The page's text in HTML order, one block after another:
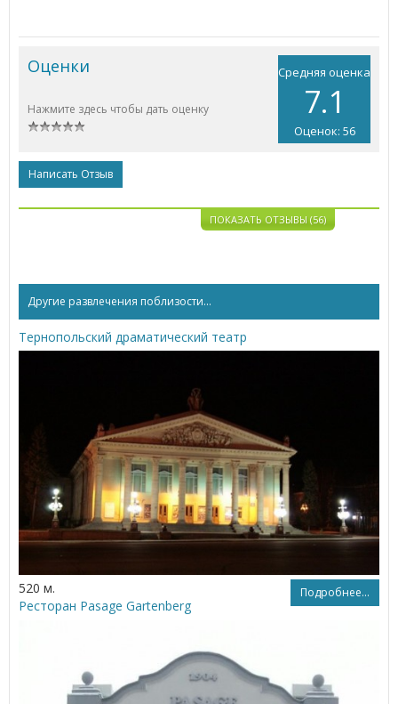
Средняя оценка
7.1
Оценок: 56
Оценки
Нажмите здесь чтобы дать оценку
Написать Отзыв
ПОКАЗАТЬ ОТЗЫВЫ (56)
Другие развлечения поблизости...
Тернопольский драматический театр
520 м. Подробнее...
Ресторан Pasage Gartenberg